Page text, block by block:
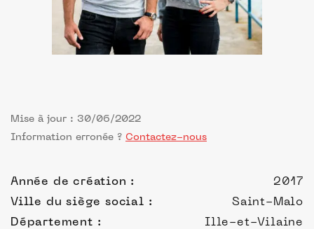
Mise à jour : 30/06/2022
Information erronée ? Contactez-nous
Année de création :
2017
Ville du siège social :
Saint-Malo
Département :
Ille-et-Vilaine